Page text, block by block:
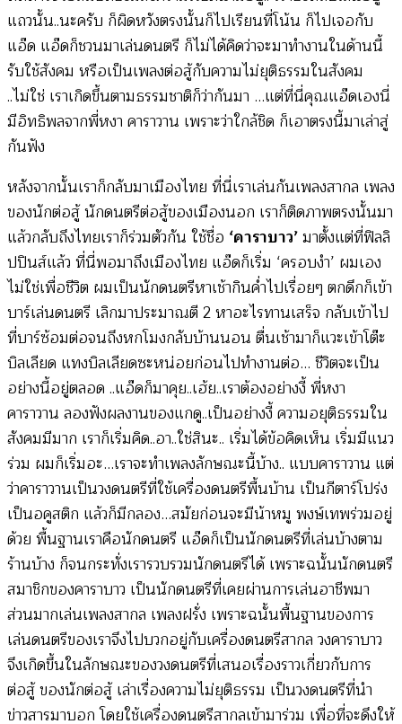
แถวนั้น..นะครับ ก็ผิดหวังตรงนั้นก็ไปเรียนที่โน้น ก็ไปเจอกับ
แอ๊ด แอ๊ดก็ชวนมาเล่นดนตรี ก็ไม่ได้คิดว่าจะมาทำงานในด้านนี้
รับใช้สังคม หรือเป็นเพลงต่อสู้กับความไม่ยุติธรรมในสังคม
..ไม่ใช่ เราเกิดขึ้นตามธรรมชาติก็ว่ากันมา …แต่ที่นี่คุณแอ๊ดเองนี่
มีอิทธิพลจากพี่หงา คาราวาน เพราะว่าใกล้ชิด ก็เอาตรงนี้มาเล่าสู่
กันฟัง
หลังจากนั้นเราก็กลับมาเมืองไทย ที่นี่เราเล่นกันเพลงสากล เพลง
ของนักต่อสู้ นักดนตรีต่อสู้ของเมืองนอก เราก็ติดภาพตรงนั้นมา
แล้วกลับถึงไทยเราก็ร่วมตัวกัน ใช้ชื่อ ‘คาราบาว’มาตั้งแต่ที่ฟิลลิ
ปปินส์แล้ว ที่นี่พอมาถึงเมืองไทย แอ๊ดก็เริ่ม ‘ครอบงำ’ ผมเอง
ไม่ใช่เพื่อชีวิต ผมเป็นนักดนตรีหาเช้ากินค่ำไปเรื่อยๆ ตกดึกก็เข้า
บาร์เล่นดนตรี เลิกมาประมาณตี 2 หาอะไรทานเสร็จ กลับเข้าไป
ที่บาร์ซ้อมต่อจนถึงหกโมงกลับบ้านนอน ตื่นเช้ามาก็แวะเข้าโต๊ะ
บิลเลียด แทงบิลเลียดซะหน่อยก่อนไปทำงานต่อ… ชีวิตจะเป็น
อย่างนี้อยู่ตลอด ..แอ๊ดก็มาคุย..เฮ้ย..เราต้องอย่างงี้ พี่หงา
คาราวาน ลองฟังผลงานของแกดู..เป็นอย่างงี้ ความอยุติธรรมใน
สังคมมีมาก เราก็เริ่มคิด..อา..ใช่สินะ.. เริ่มได้ข้อคิดเห็น เริ่มมีแนว
ร่วม ผมก็เริ่มอะ…เราจะทำเพลงลักษณะนี้บ้าง.. แบบคาราวาน แต่
ว่าคาราวานเป็นวงดนตรีที่ใช้เครื่องดนตรีพื้นบ้าน เป็นกีตาร์โปร่ง
เป็นอคูสติก แล้วก็มีกลอง…สมัยก่อนจะมีน้าหมู พงษ์เทพร่วมอยู่
ด้วย พื้นฐานเราคือนักดนตรี แอ๊ดก็เป็นนักดนตรีที่เล่นบ้างตาม
ร้านบ้าง ก็จนกระทั่งเรารวบรวมนักดนตรีได้ เพราะฉนั้นนักดนตรี
สมาชิกของคาราบาว เป็นนักดนตรีที่เคยผ่านการเล่นอาชีพมา
ส่วนมากเล่นเพลงสากล เพลงฝรั่ง เพราะฉนั้นพื้นฐานของการ
เล่นดนตรีของเราจึงไปบวกอยู่กับเครื่องดนตรีสากล วงคาราบาว
จึงเกิดขึ้นในลักษณะของวงดนตรีที่เสนอเรื่องราวเกี่ยวกับการ
ต่อสู้ ของนักต่อสู้ เล่าเรื่องความไม่ยุติธรรม เป็นวงดนตรีที่นำ
ข่าวสารมาบอก โดยใช้เครื่องดนตรีสากลเข้ามาร่วม เพื่อที่จะดึงให้